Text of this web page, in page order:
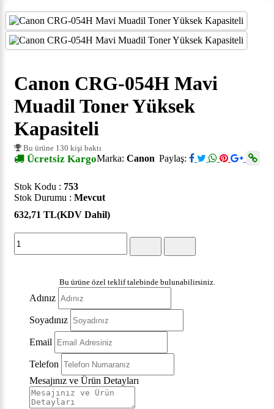
Canon CRG-054H Mavi
Muadil Toner Yüksek
Kapasiteli
Bu ürüne 130 kişi baktı
Ücretsiz Kargo Paylaş:
Marka: Canon
Stok Kodu : 753
Stok Durumu : Mevcut
632,71 TL(KDV Dahil)
Bu ürüne özel teklif talebinde bulunabilirsiniz.
Adınız
Soyadınız
Email
Telefon
Mesajınız ve Ürün Detayları